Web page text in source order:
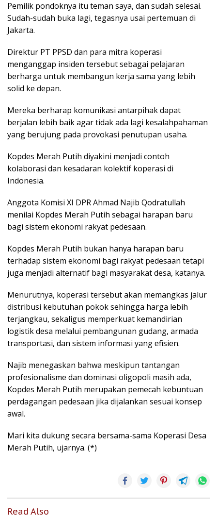
Pemilik pondoknya itu teman saya, dan sudah selesai.
Sudah-sudah buka lagi, tegasnya usai pertemuan di
Jakarta.
Direktur PT PPSD dan para mitra koperasi
menganggap insiden tersebut sebagai pelajaran
berharga untuk membangun kerja sama yang lebih
solid ke depan.
Mereka berharap komunikasi antarpihak dapat
berjalan lebih baik agar tidak ada lagi kesalahpahaman
yang berujung pada provokasi penutupan usaha.
Kopdes Merah Putih diyakini menjadi contoh
kolaborasi dan kesadaran kolektif koperasi di
Indonesia.
Anggota Komisi XI DPR Ahmad Najib Qodratullah
menilai Kopdes Merah Putih sebagai harapan baru
bagi sistem ekonomi rakyat pedesaan.
Kopdes Merah Putih bukan hanya harapan baru
terhadap sistem ekonomi bagi rakyat pedesaan tetapi
juga menjadi alternatif bagi masyarakat desa, katanya.
Menurutnya, koperasi tersebut akan memangkas jalur
distribusi kebutuhan pokok sehingga harga lebih
terjangkau, sekaligus memperkuat kemandirian
logistik desa melalui pembangunan gudang, armada
transportasi, dan sistem informasi yang efisien.
Najib menegaskan bahwa meskipun tantangan
profesionalisme dan dominasi oligopoli masih ada,
Kopdes Merah Putih merupakan pemecah kebuntuan
perdagangan pedesaan jika dijalankan sesuai konsep
awal.
Mari kita dukung secara bersama-sama Koperasi Desa
Merah Putih, ujarnya. (*)
Read Also